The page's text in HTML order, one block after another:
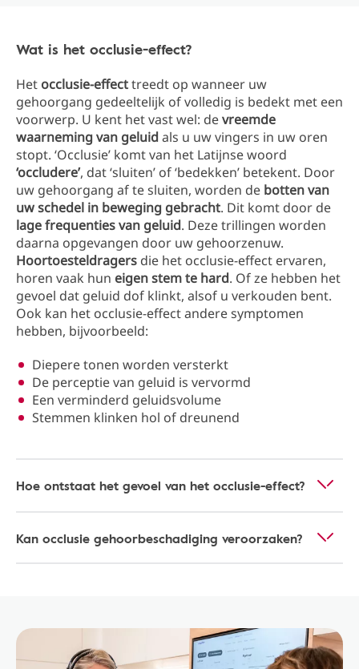
Wat is het occlusie-effect?
Het occlusie-effecttreedt op wanneer uw
gehoorgang gedeeltelijk of volledig is bedekt met een
voorwerp. U kent het vast wel: devreemde
waarneming van geluidals u uw vingers in uw oren
stopt. ‘Occlusie’ komt van het Latijnse woord
‘occludere’, dat ‘sluiten’ of ‘bedekken’ betekent. Door
uw gehoorgang af te sluiten, worden de botten van
uw schedel in beweging gebracht. Dit komt door de
lage frequenties van geluid. Deze trillingen worden
daarna opgevangen door uw gehoorzenuw.
Hoortoesteldragers die het occlusie-effect ervaren,
horen vaak hun eigen stem te hard. Of ze hebben het
gevoel dat geluid dof klinkt, alsof u verkouden bent.
Ook kan het occlusie-effect andere symptomen
hebben, bijvoorbeeld:
Diepere tonen worden versterkt
De perceptie van geluid is vervormd
Een verminderd geluidsvolume
Stemmen klinken hol of dreunend
Hoe ontstaat het gevoel van het occlusie-effect?
Kan occlusie gehoorbeschadiging veroorzaken?